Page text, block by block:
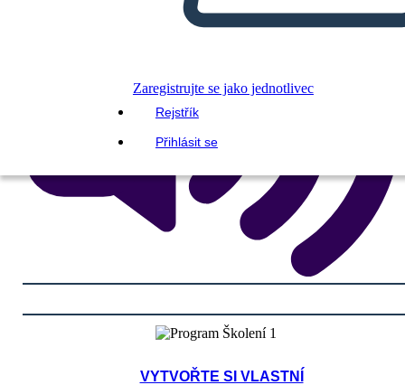
Zaregistrujte se jako jednotlivec
Rejstřík
Přihlásit se
VYTVOŘTE SI VLASTNÍ